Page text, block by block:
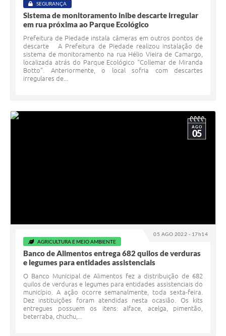
SEGURANÇA
Sistema de monitoramento inibe descarte irregular
em rua próxima ao Parque Ecológico
Prefeitura de Piedade instala câmeras em outros pontos de
descarte A Prefeitura de Piedade realizou instalação de
sistema de monitoramento na rua Hélio Vieira de Camargo,
localizada atrás do Parque Ecológico “Collemar de Miranda
Botto”. Anteriormente, o local sofria com descartes
irregulares de...
05 AGO 2022 - 17h14
AGO
05
AGRICULTURA E MEIO AMBIENTE
Banco de Alimentos entrega 682 quilos de verduras
e legumes para entidades assistenciais
O Banco Municipal de Alimentos fez a distribuição de 682
quilos de verduras e legumes para entidades assistenciais do
município. A ação ocorre semanalmente, toda sexta-feira.
Dez instituições foram atendidas nesta ocasião. Os kits
entregues possuem os itens: alface, acelga, pimentão,
beterraba, chuchu,...